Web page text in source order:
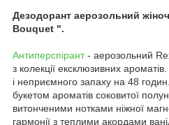
Дезодорант аерозольний
Bouquet ".
Антиперспірант- аерозольний
з колекції ексклюзивних
і неприємного запаху на 48
букетом ароматів соковитої
витонченими нотками ніжної
гармонії з теплими акордами